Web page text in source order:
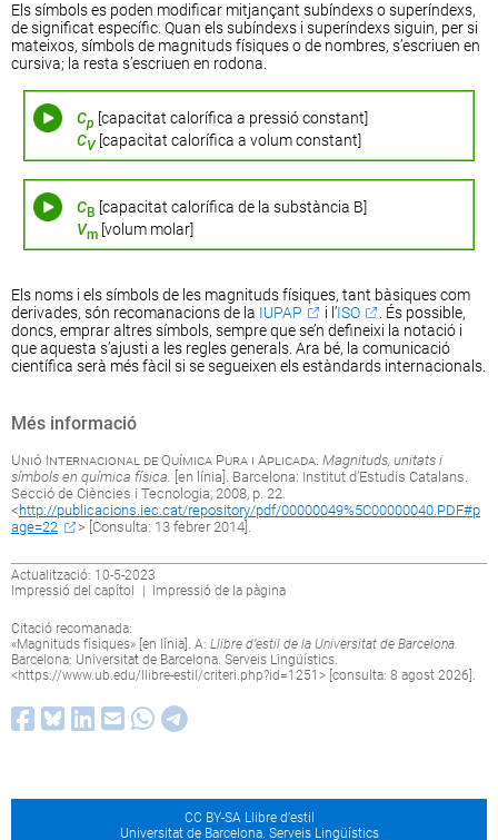
Els símbols es poden modificar mitjançant subíndexs o superíndexs,
de significat específic. Quan els subíndexs i superíndexs siguin, per si
mateixos, símbols de magnituds físiques o de nombres, s’escriuen en
cursiva; la resta s’escriuen en rodona.
Cp [capacitat calorífica a pressió constant]
CV [capacitat calorífica a volum constant]
CB [capacitat calorífica de la substància B]
Vm [volum molar]
Els noms i els símbols de les magnituds físiques, tant bàsiques com
derivades, són recomanacions de la IUPAP i l’ISO
. És possible,
doncs, emprar altres símbols, sempre que se’n defineixi la notació i
que aquesta s’ajusti a les regles generals. Ara bé, la comunicació
científica serà més fàcil si se segueixen els estàndards internacionals.
Més informació
Unió Internacional de Química Pura i Aplicada. Magnituds, unitats i
símbols en química física. [en línia]. Barcelona: Institut d’Estudis Catalans.
Secció de Ciències i Tecnologia, 2008, p. 22.
<http://publicacions.iec.cat/repository/pdf/00000049%5C00000040.PDF#p
age=22
> [Consulta: 13 febrer 2014].
Actualització: 10-5-2023
Impressió del capítol
Impressió de la pàgina
Citació recomanada:
«Magnituds físiques» [en línia]. A: Llibre d’estil de la Universitat de Barcelona.
Barcelona: Universitat de Barcelona. Serveis Lingüístics.
<https://www.ub.edu/llibre-estil/criteri.php?id=1251 > [consulta: 8 agost 2026].
CC BY-SA Llibre d’estil
Universitat de Barcelona. Serveis Lingüístics